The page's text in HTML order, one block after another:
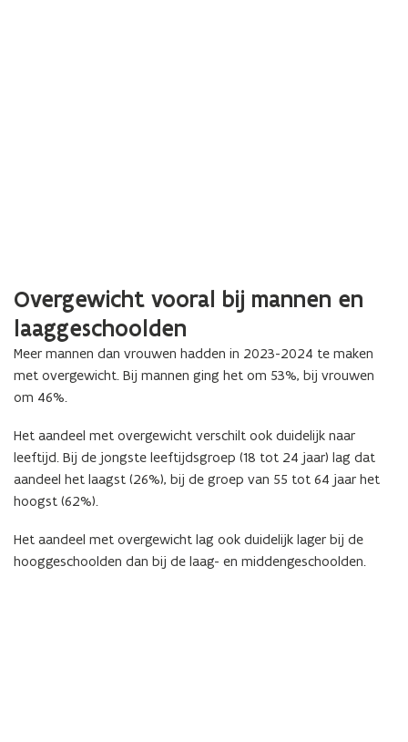
Overgewicht vooral bij mannen en
laaggeschoolden
Meer mannen dan vrouwen hadden in 2023-2024 te maken
met overgewicht. Bij mannen ging het om 53%, bij vrouwen
om 46%.
Het aandeel met overgewicht verschilt ook duidelijk naar
leeftijd. Bij de jongste leeftijdsgroep (18 tot 24 jaar) lag dat
aandeel het laagst (26%), bij de groep van 55 tot 64 jaar het
hoogst (62%).
Het aandeel met overgewicht lag ook duidelijk lager bij de
hooggeschoolden dan bij de laag- en middengeschoolden.